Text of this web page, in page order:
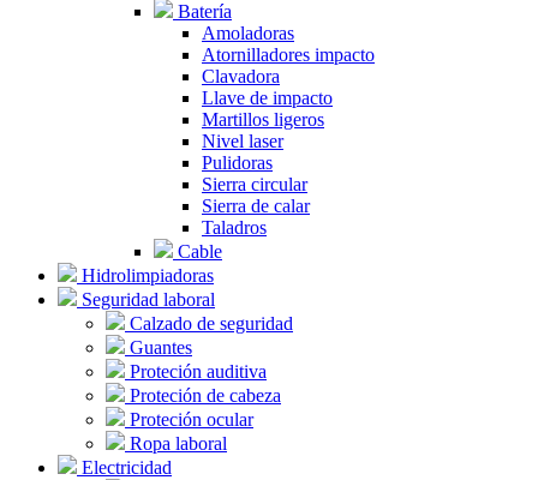
Batería
Amoladoras
Atornilladores impacto
Clavadora
Llave de impacto
Martillos ligeros
Nivel laser
Pulidoras
Sierra circular
Sierra de calar
Taladros
Cable
Hidrolimpiadoras
Seguridad laboral
Calzado de seguridad
Guantes
Proteción auditiva
Proteción de cabeza
Proteción ocular
Ropa laboral
Electricidad